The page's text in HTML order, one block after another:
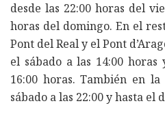
desde las 22:00 horas del
horas del domingo. En el
Pont del Real y el Pont
el sábado a las 14:00
16:00 horas. También en
sábado a las 22:00 y hasta el